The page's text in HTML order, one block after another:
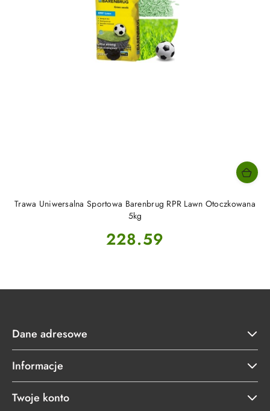
Trawa Uniwersalna Sportowa Barenbrug RPR Lawn Otoczkowana
5kg
Cena:
228.59
Dane adresowe
Informacje
Twoje konto